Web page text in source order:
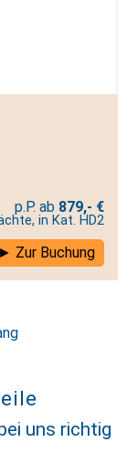
879,- €
in Kat. HD2
Zur Buchung
uns richtig